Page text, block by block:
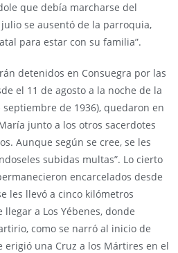
que debía marcharse del
se ausentó de la parroquia,
para estar con su familia”.
detenidos en Consuegra por las
el 11 de agosto a la noche de la
de 1936), quedaron en
junto a los otros sacerdotes
Aunque según se cree, se les
subidas multas”. Lo cierto
encarcelados desde
les llevó a cinco kilómetros
a Los Yébenes, donde
como se narró al inicio de
erigió una Cruz a los Mártires en el